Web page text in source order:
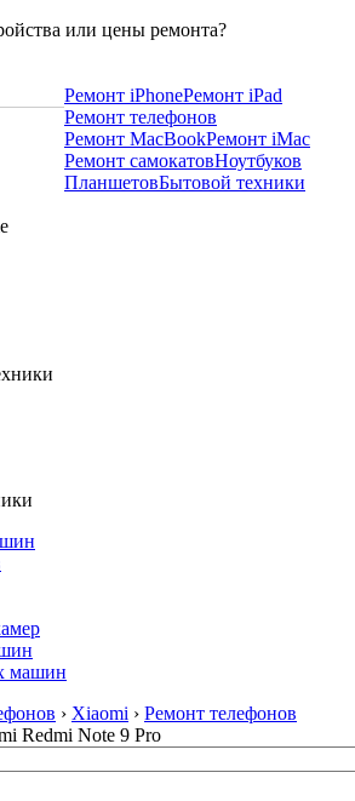
или цены ремонта?
Ремонт iPhoneРемонт iPad
Ремонт телефонов
Ремонт MacBookРемонт iMac
Ремонт самокатовНоутбуков
ПланшетовБытовой техники
машин
› Xiaomi › Ремонт телефонов
Redmi Note 9 Pro